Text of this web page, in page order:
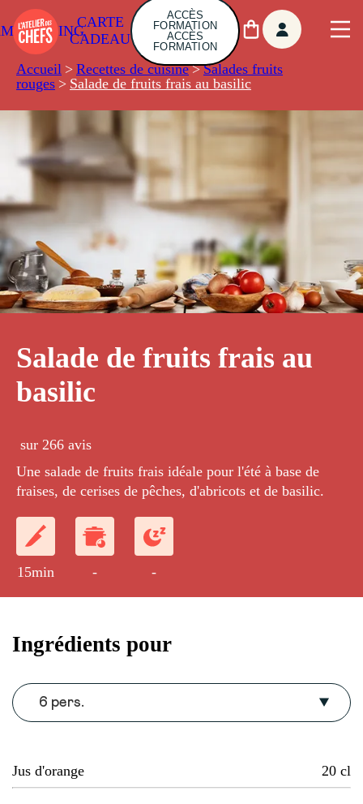
CARTE
CADEAU
ACCÈS
FORMATION
ACCÈS
FORMATION
Accueil > Recettes de cuisine > Salades fruits
rouges > Salade de fruits frais au basilic
Salade de fruits frais au
basilic
sur 266 avis
Une salade de fruits frais idéale pour l'été à base de
fraises, de cerises de pêches, d'abricots et de basilic.
15min - -
Ingrédients pour
6 pers.
Jus d'orange 20 cl